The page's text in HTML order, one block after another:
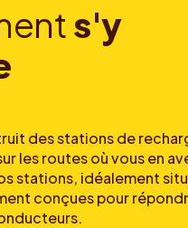
ent s'y
des stations de
les routes où vous en
stations, idéalement
conçues pour